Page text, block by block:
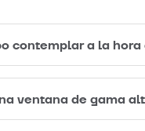
contemplar a la
ventana de gama